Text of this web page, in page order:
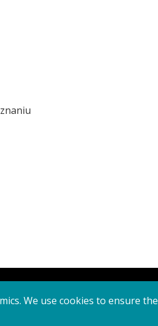
We use cookies to ensure the